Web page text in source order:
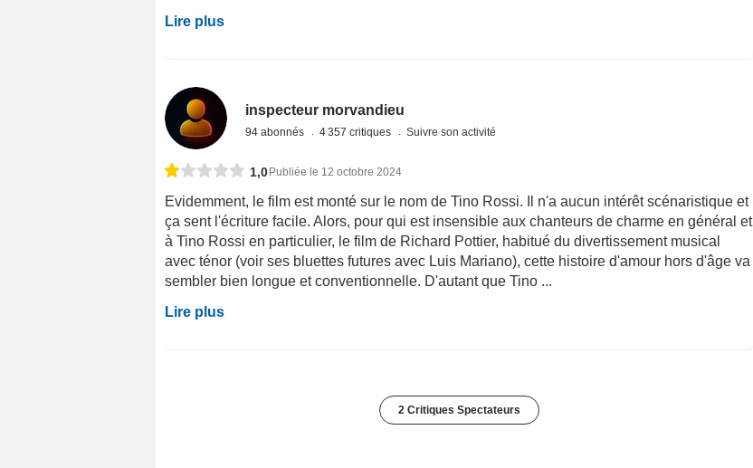
Lire plus
inspecteur morvandieu
94 abonnés 4 357 critiques Suivre son activité
1,0 Publiée le 12 octobre 2024
Evidemment, le film est monté sur le nom de Tino Rossi. Il n'a aucun intérêt scénaristique et
ça sent l'écriture facile. Alors, pour qui est insensible aux chanteurs de charme en général et
à Tino Rossi en particulier, le film de Richard Pottier, habitué du divertissement musical
avec ténor (voir ses bluettes futures avec Luis Mariano), cette histoire d'amour hors d'âge va
sembler bien longue et conventionnelle. D'autant que Tino ...
Lire plus
2 Critiques Spectateurs